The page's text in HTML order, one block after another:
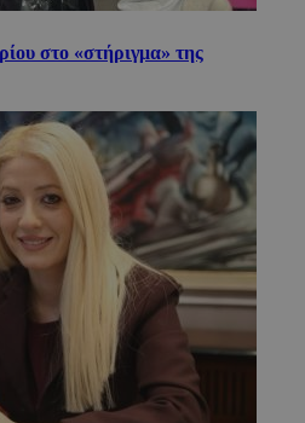
στο «στήριγμα» της